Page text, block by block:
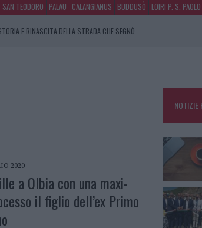
SAN TEODORO PALAU CALANGIANUS BUDDUSÒ LOIRI P. S. PAOLO
E RINASCITA DELLA STRADA CHE SEGNÒ
LA STRADA
PER LA CASA E L’UFFICIO
2020
a Olbia con una maxi-
il figlio dell’ex Primo
NOTIZIE